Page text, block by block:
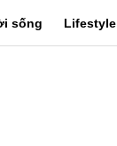
sống Lifestyle